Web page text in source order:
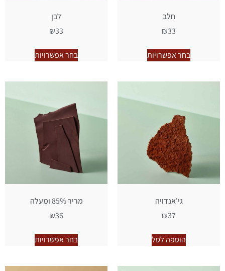
חלב
₪33
בחר אפשרויות
לבן
₪33
בחר אפשרויות
גי'אנדויה
₪37
הוספה לסל
מריר 85% ומעלה
₪36
בחר אפשרויות